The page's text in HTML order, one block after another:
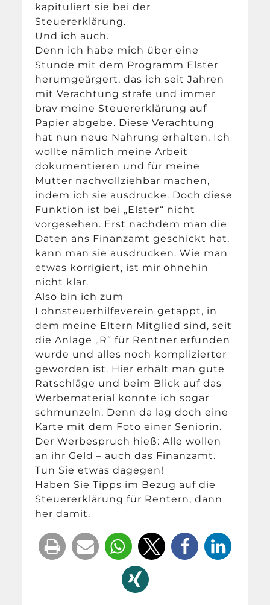
kapituliert sie bei der
Steuererklärung.
Und ich auch.
Denn ich habe mich über eine
Stunde mit dem Programm Elster
herumgeärgert, das ich seit Jahren
mit Verachtung strafe und immer
brav meine Steuererklärung auf
Papier abgebe. Diese Verachtung
hat nun neue Nahrung erhalten. Ich
wollte nämlich meine Arbeit
dokumentieren und für meine
Mutter nachvollziehbar machen,
indem ich sie ausdrucke. Doch diese
Funktion ist bei „Elster“ nicht
vorgesehen. Erst nachdem man die
Daten ans Finanzamt geschickt hat,
kann man sie ausdrucken. Wie man
etwas korrigiert, ist mir ohnehin
nicht klar.
Also bin ich zum
Lohnsteuerhilfeverein getappt, in
dem meine Eltern Mitglied sind, seit
die Anlage „R“ für Rentner erfunden
wurde und alles noch komplizierter
geworden ist. Hier erhält man gute
Ratschläge und beim Blick auf das
Werbematerial konnte ich sogar
schmunzeln. Denn da lag doch eine
Karte mit dem Foto einer Seniorin.
Der Werbespruch hieß: Alle wollen
an ihr Geld – auch das Finanzamt.
Tun Sie etwas dagegen!
Haben Sie Tipps im Bezug auf die
Steuererklärung für Rentern, dann
her damit.